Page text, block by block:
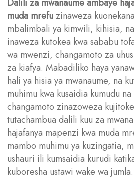
Dalili za mwanaume ambaye
muda mrefuzinaweza
mbalimbali ya kimwili, kihisia,
inaweza kutokea kwa sababu
wa mwenzi, changamoto za
za kiafya. Mabadiliko haya
hali ya hisia ya mwanaume, na
muhimu kwa kusaidia kumudu
changamoto zinazoweza
tutachambua dalili kuu za
hajafanya mapenzi kwa muda
mambo muhimu ya kuzingatia,
ushauri ili kumsaidia kurudi
kuboresha ustawi wake wa jumla.